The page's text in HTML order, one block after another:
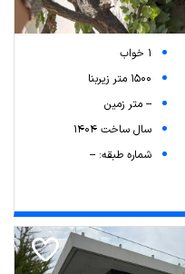
1 خواب
1500 متر زیربنا
-- متر زمین
سال ساخت 1404
شماره طبقه: --